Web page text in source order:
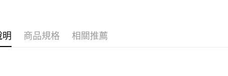
明 商品規格 相關推薦